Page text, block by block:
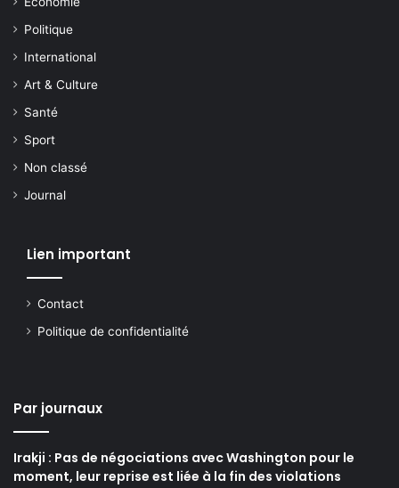
Politique
International
Art & Culture
Santé
Sport
Non classé
Journal
Lien important
Contact
Politique de confidentialité
Par journaux
Irakji : Pas de négociations avec Washington pour le
moment, leur reprise est liée à la fin des violations